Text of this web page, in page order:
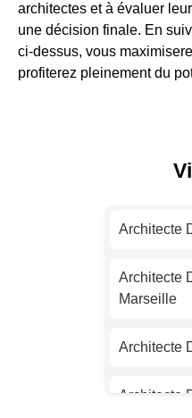
architectes et à évaluer
une décision finale. En
ci-dessus, vous
profiterez pleinement du
Architecte
Architecte
Marseille
Architecte
Architecte